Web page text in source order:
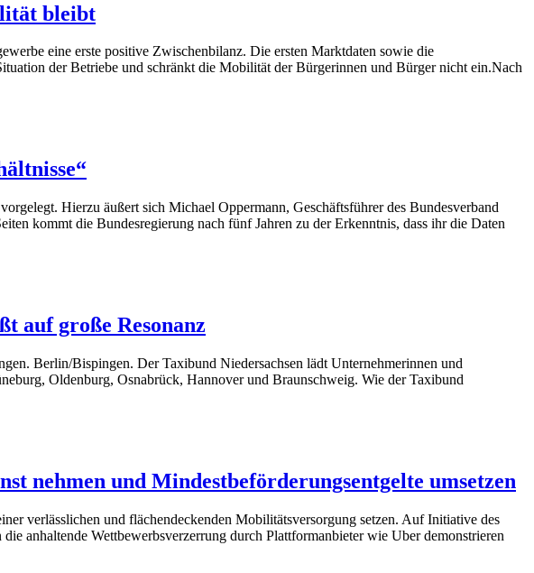
bleibt
eine erste positive Zwischenbilanz. Die ersten Marktdaten sowie die
der Betriebe und schränkt die Mobilität der Bürgerinnen und Bürger nicht ein.Nach
Hierzu äußert sich Michael Oppermann, Geschäftsführer des Bundesverband
kommt die Bundesregierung nach fünf Jahren zu der Erkenntnis, dass ihr die Daten
auf große Resonanz
Berlin/Bispingen. Der Taxibund Niedersachsen lädt Unternehmerinnen und
Oldenburg, Osnabrück, Hannover und Braunschweig. Wie der Taxibund
nehmen und Mindestbeförderungsentgelte umsetzen
verlässlichen und flächendeckenden Mobilitätsversorgung setzen. Auf Initiative des
anhaltende Wettbewerbsverzerrung durch Plattformanbieter wie Uber demonstrieren